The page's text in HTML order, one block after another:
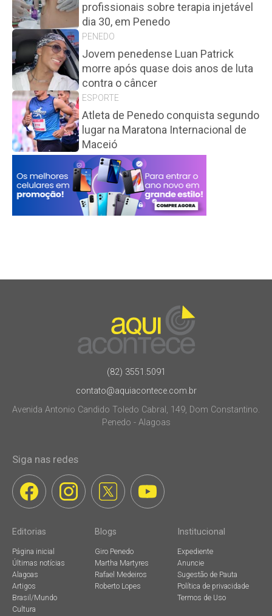
profissionais sobre terapia injetável
dia 30, em Penedo
PENEDO
Jovem penedense Luan Patrick
morre após quase dois anos de luta
contra o câncer
ESPORTE
Atleta de Penedo conquista segundo
lugar na Maratona Internacional de
Maceió
(82) 3551.5091
contato@aquiacontece.com.br
Avenida Antonio Candido Toledo Cabral, 149, Dom Constantino.
Penedo - Alagoas
Siga nas redes
Editorias
Página inicial
Últimas notícias
Alagoas
Artigos
Brasil/Mundo
Cultura
Blogs
Giro Penedo
Martha Martyres
Rafael Medeiros
Roberto Lopes
Institucional
Expediente
Anuncie
Sugestão de Pauta
Política de privacidade
Termos de Uso